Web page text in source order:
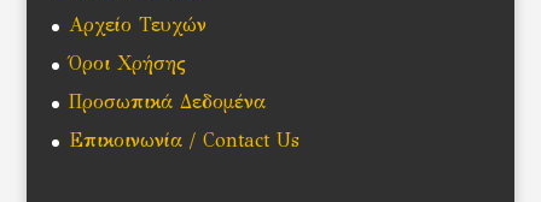
Αρχείο Τευχών
Όροι Χρήσης
Προσωπικά Δεδομένα
Επικοινωνία / Contact Us